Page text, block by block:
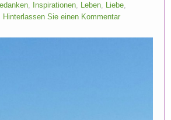
, Inspirationen, Leben, Liebe,
Hinterlassen Sie einen Kommentar